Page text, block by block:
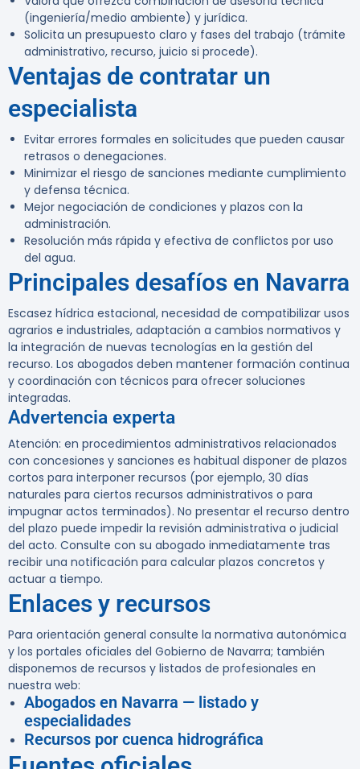
(ingeniería/medio ambiente) y jurídica.
Solicita un presupuesto claro y fases del trabajo (trámite
administrativo, recurso, juicio si procede).
Ventajas de contratar un
especialista
Evitar errores formales en solicitudes que pueden causar
retrasos o denegaciones.
Minimizar el riesgo de sanciones mediante cumplimiento
y defensa técnica.
Mejor negociación de condiciones y plazos con la
administración.
Resolución más rápida y efectiva de conflictos por uso
del agua.
Principales desafíos en Navarra
Escasez hídrica estacional, necesidad de compatibilizar usos
agrarios e industriales, adaptación a cambios normativos y
la integración de nuevas tecnologías en la gestión del
recurso. Los abogados deben mantener formación continua
y coordinación con técnicos para ofrecer soluciones
integradas.
Advertencia experta
Atención: en procedimientos administrativos relacionados
con concesiones y sanciones es habitual disponer de plazos
cortos para interponer recursos (por ejemplo, 30 días
naturales para ciertos recursos administrativos o para
impugnar actos terminados). No presentar el recurso dentro
del plazo puede impedir la revisión administrativa o judicial
del acto. Consulte con su abogado inmediatamente tras
recibir una notificación para calcular plazos concretos y
actuar a tiempo.
Enlaces y recursos
Para orientación general consulte la normativa autonómica
y los portales oficiales del Gobierno de Navarra; también
disponemos de recursos y listados de profesionales en
nuestra web:
Abogados en Navarra — listado y
especialidades
Recursos por cuenca hidrográfica